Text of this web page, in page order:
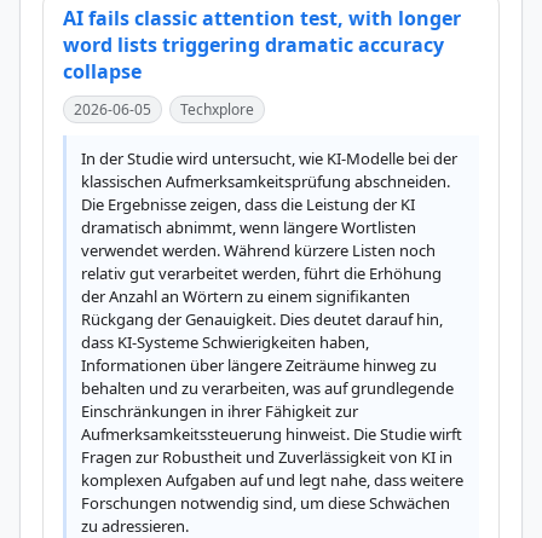
AI fails classic attention test, with longer
word lists triggering dramatic accuracy
collapse
2026-06-05 Techxplore
In der Studie wird untersucht, wie KI-Modelle bei der
klassischen Aufmerksamkeitsprüfung abschneiden.
Die Ergebnisse zeigen, dass die Leistung der KI
dramatisch abnimmt, wenn längere Wortlisten
verwendet werden. Während kürzere Listen noch
relativ gut verarbeitet werden, führt die Erhöhung
der Anzahl an Wörtern zu einem signifikanten
Rückgang der Genauigkeit. Dies deutet darauf hin,
dass KI-Systeme Schwierigkeiten haben,
Informationen über längere Zeiträume hinweg zu
behalten und zu verarbeiten, was auf grundlegende
Einschränkungen in ihrer Fähigkeit zur
Aufmerksamkeitssteuerung hinweist. Die Studie wirft
Fragen zur Robustheit und Zuverlässigkeit von KI in
komplexen Aufgaben auf und legt nahe, dass weitere
Forschungen notwendig sind, um diese Schwächen
zu adressieren.